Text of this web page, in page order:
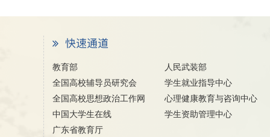
教育部
人民武装部
全国高校辅导员研究会
学生就业指导中心
全国高校思想政治工作网
心理健康教育与咨询中心
中国大学生在线
学生资助管理中心
广东省教育厅